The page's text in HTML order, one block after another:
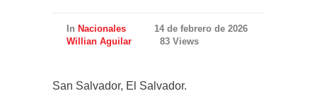
In Nacionales
14 de febrero de 2026
Willian Aguilar
83 Views
San Salvador, El Salvador.